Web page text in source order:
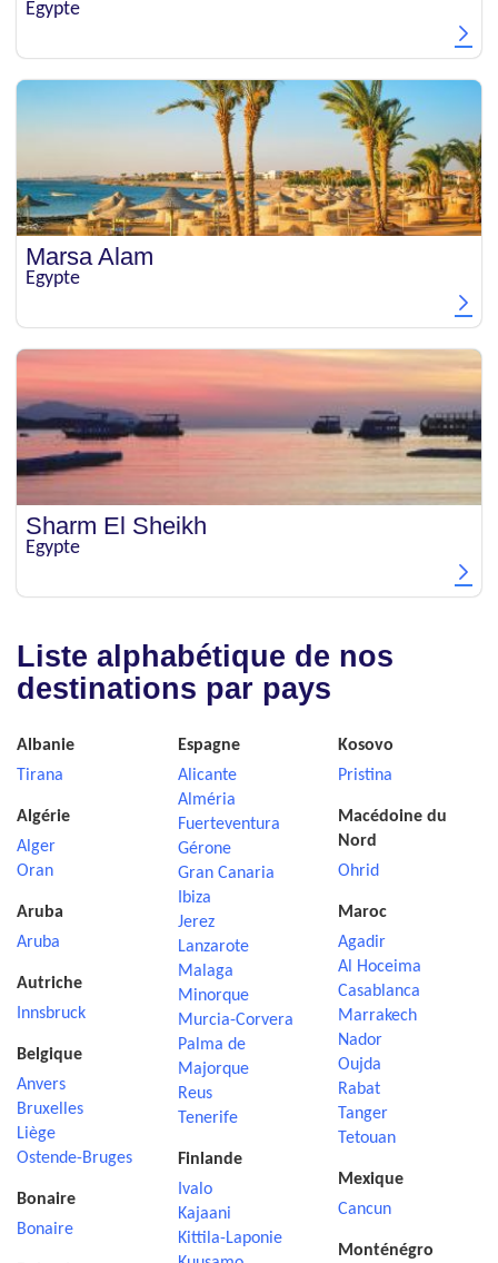
Egypte
Marsa Alam
Egypte
Sharm El Sheikh
Egypte
Liste alphabétique de nos
destinations par pays
Albanie
Tirana
Algérie
Alger
Oran
Aruba
Aruba
Autriche
Innsbruck
Belgique
Anvers
Bruxelles
Liège
Ostende-Bruges
Bonaire
Bonaire
Espagne
Alicante
Alméria
Fuerteventura
Gérone
Gran Canaria
Ibiza
Jerez
Lanzarote
Malaga
Minorque
Murcia-Corvera
Palma de
Majorque
Reus
Tenerife
Finlande
Ivalo
Kajaani
Kittila-Laponie
Kosovo
Pristina
Macédoine du
Nord
Ohrid
Maroc
Agadir
Al Hoceima
Casablanca
Marrakech
Nador
Oujda
Rabat
Tanger
Tetouan
Mexique
Cancun
Monténégro